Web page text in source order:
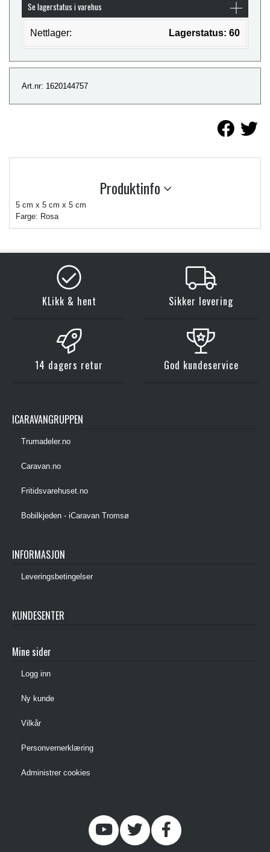
Se lagerstatus i varehus
Nettlager: Lagerstatus: 60
Art.nr: 1620144757
Produktinfo
5 cm x 5 cm x 5 cm
Farge: Rosa
KLikk & hent Sikker levering
14 dagers retur God kundeservice
ICARAVANGRUPPEN
Trumadeler.no
Caravan.no
Fritidsvarehuset.no
Bobilkjeden - iCaravan Tromsø
INFORMASJON
Leveringsbetingelser
KUNDESENTER
Mine sider
Logg inn
Ny kunde
Vilkår
Personvernerklæring
Administrer cookies